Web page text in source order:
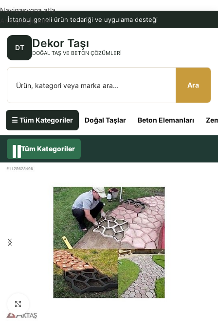
İstanbul geneli ürün tedariği ve uygulama desteği
DT Dekor Taşı
DOĞAL TAŞ VE BETON ÇÖZÜMLERI
Ara
☰ Tüm Kategoriler Doğal Taşlar Beton Elemanları
Navigasyona atla
Ana içeriğe atla
Tüm Kategoriler